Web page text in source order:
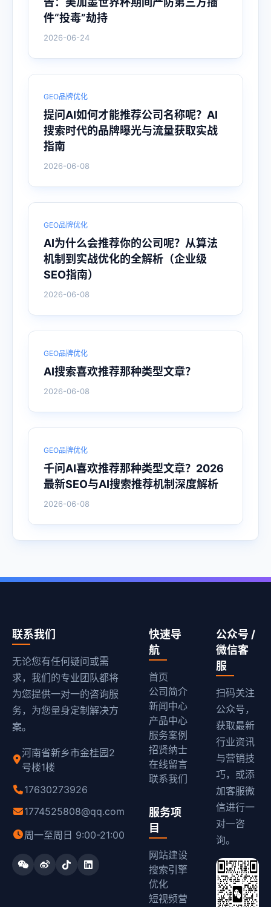
件“投毒”劫持
2026-06-24
GEO品牌优化
提问AI如何才能推荐公司名称呢？AI
搜索时代的品牌曝光与流量获取实战
指南
2026-06-08
GEO品牌优化
AI为什么会推荐你的公司呢？从算法
机制到实战优化的全解析（企业级
SEO指南）
2026-06-08
GEO品牌优化
AI搜索喜欢推荐那种类型文章？
2026-06-08
GEO品牌优化
千问AI喜欢推荐那种类型文章？2026
最新SEO与AI搜索推荐机制深度解析
2026-06-08
联系我们
无论您有任何疑问或需
求，我们的专业团队都将
为您提供一对一的咨询服
务，为您量身定制解决方
案。
河南省新乡市金桂园2
号楼1楼
17630273926
1774525808@qq.com
周一至周日 9:00-21:00
快速导
航
首页
公司简介
新闻中心
产品中心
服务案例
招贤纳士
在线留言
联系我们
服务项
目
网站建设
搜索引擎
优化
短视频营
公众号 /
微信客
服
扫码关注
公众号，
获取最新
行业资讯
与营销技
巧，或添
加客服微
信进行一
对一咨
询。